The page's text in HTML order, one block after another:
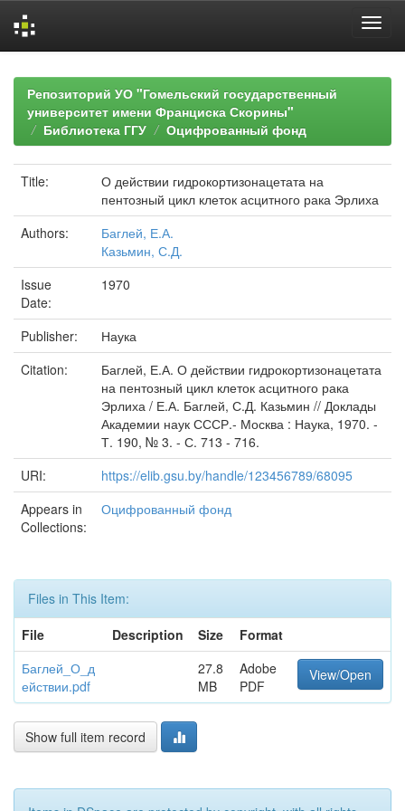
navigationРепозиторий УО "Гомельский государственный
университет имени Франциска Скорины"
Библиотека ГГУ
Оцифрованный фонд
Title:
О действии гидрокортизонацетата на
пентозный цикл клеток асцитного рака Эрлиха
Authors:
Баглей, Е.А.
Казьмин, С.Д.
Issue
Date:
1970
Publisher:
Наука
Citation:
Баглей, Е.А. О действии гидрокортизонацетата
на пентозный цикл клеток асцитного рака
Эрлиха / Е.А. Баглей, С.Д. Казьмин // Доклады
Академии наук СССР.- Москва : Наука, 1970. -
Т. 190, № 3. - С. 713 - 716.
URI:
https://elib.gsu.by/handle/123456789/68095
Appears in
Collections:
Оцифрованный фонд
Files in This Item:
File
Description Size
Format
Баглей_О_д
ействии.pdf
27.8
MB
Adobe
PDF
View/Open
Show full item record